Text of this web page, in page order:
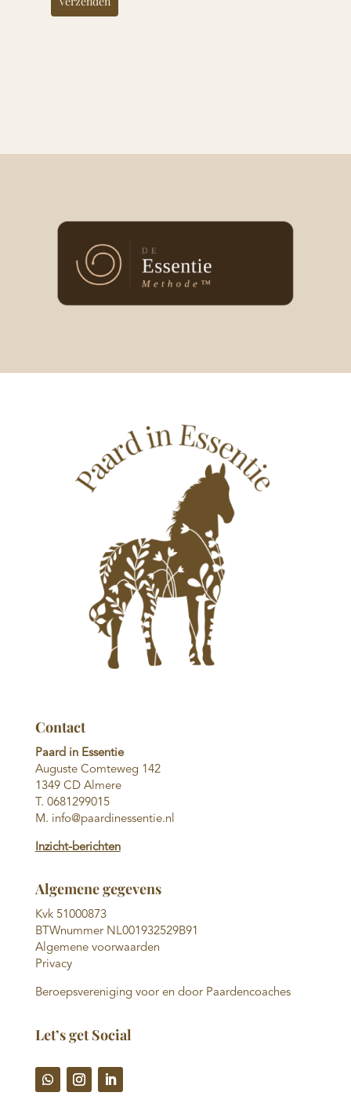
Contact
Paard in Essentie
Auguste Comteweg 142
1349 CD Almere
T. 0681299015
M. info@paardinessentie.nl
Inzicht-berichten
Algemene gegevens
Kvk 51000873
BTWnummer NL001932529B91
Algemene voorwaarden
Privacy
Beroepsvereniging voor en door Paardencoaches
Let’s get Social